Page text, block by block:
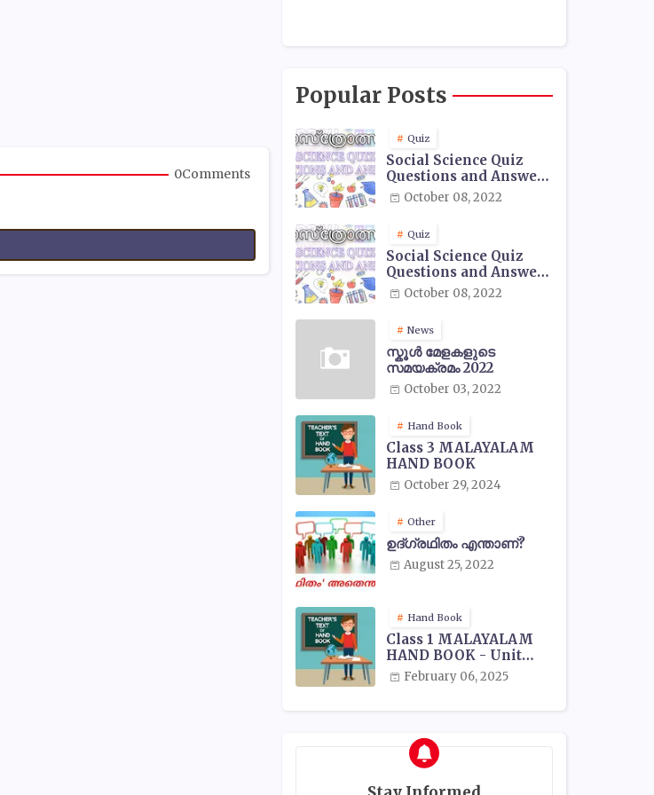
0Comments
Popular Posts
Quiz
Social Science Quiz
Questions and Answers
- 01October 08, 2022
Quiz
Social Science Quiz
Questions and Answers
- 02October 08, 2022
News
സ്കൂൾ മേളകളുടെ
സമയക്രമം 2022
October 03, 2022
Hand Book
Class 3 MALAYALAM
HAND BOOK
October 29, 2024
Other
ഉദ്ഗ്രഥിതം എന്താണ്?
August 25, 2022
Hand Book
Class 1 MALAYALAM
HAND BOOK - Unit
WiseFebruary 06, 2025